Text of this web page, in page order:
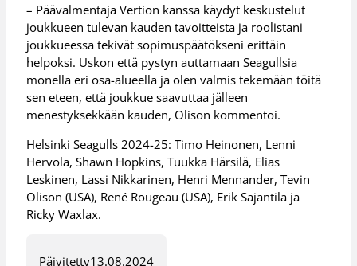
– Päävalmentaja Vertion kanssa käydyt keskustelut
joukkueen tulevan kauden tavoitteista ja roolistani
joukkueessa tekivät sopimuspäätökseni erittäin
helpoksi. Uskon että pystyn auttamaan Seagullsia
monella eri osa-alueella ja olen valmis tekemään töitä
sen eteen, että joukkue saavuttaa jälleen
menestyksekkään kauden, Olison kommentoi.
Helsinki Seagulls 2024-25: Timo Heinonen, Lenni
Hervola, Shawn Hopkins, Tuukka Härsilä, Elias
Leskinen, Lassi Nikkarinen, Henri Mennander, Tevin
Olison (USA), René Rougeau (USA), Erik Sajantila ja
Ricky Waxlax.
Päivitetty13.08.2024